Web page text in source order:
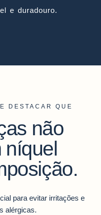
e duradouro.
DESTACAR QUE
não
níquel
para evitar irritações e
alérgicas.